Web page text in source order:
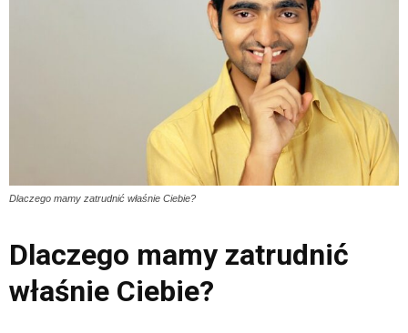
Dlaczego mamy zatrudnić właśnie Ciebie?
Dlaczego mamy zatrudnić
właśnie Ciebie?